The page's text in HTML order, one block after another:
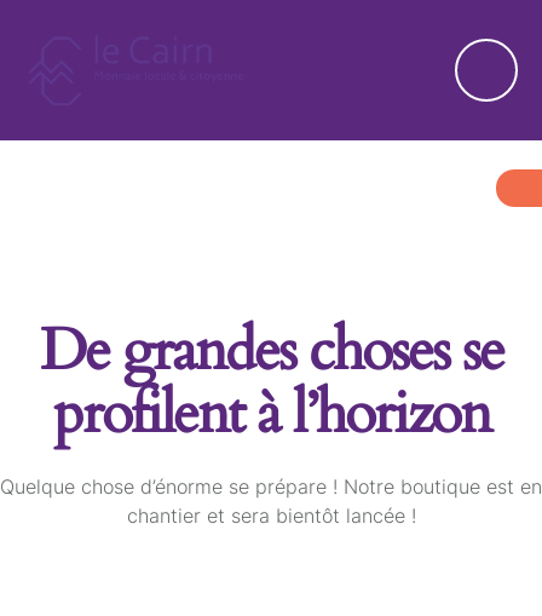
De grandes choses se
profilent à l’horizon
Quelque chose d’énorme se prépare ! Notre boutique est en
chantier et sera bientôt lancée !